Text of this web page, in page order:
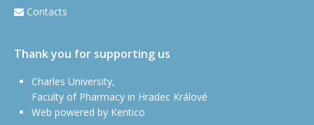
Contacts
Thank you for supporting us
Charles University,
Faculty of Pharmacy in Hradec Králové
Web powered by Kentico